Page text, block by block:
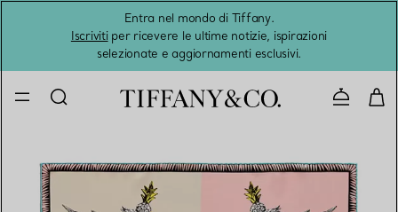
Entra nel mondo di Tiffany.
Iscrivitiper ricevere le ultime notizie, ispirazioni
selezionate e aggiornamenti esclusivi.